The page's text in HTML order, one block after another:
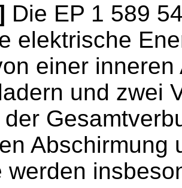
Die EP 1 589
elektrische
einer
und zwei
Abschirmung
werden